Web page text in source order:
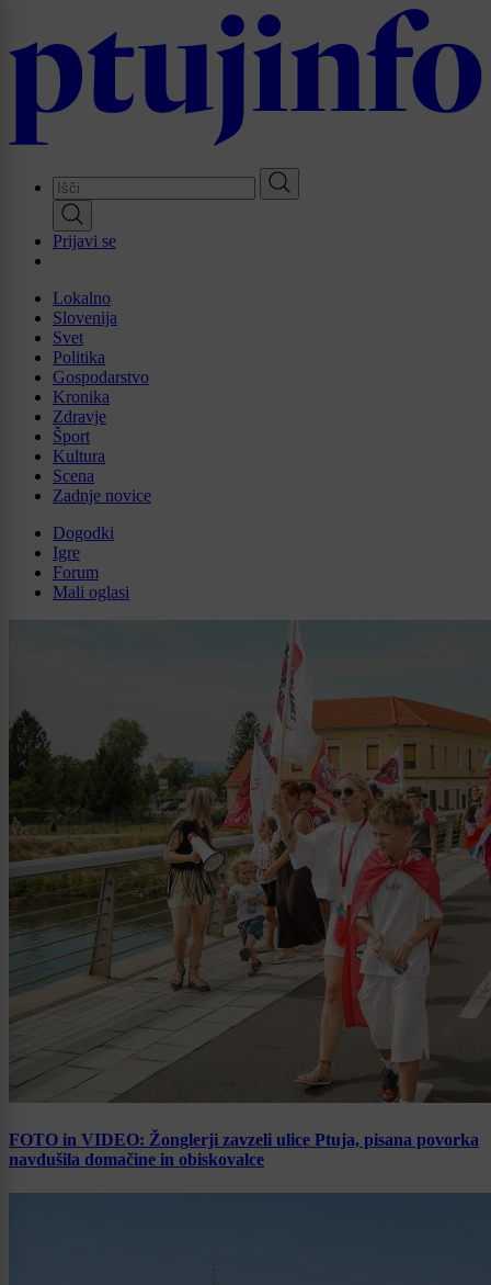
main
Prijavi se
Lokalno
Slovenija
Svet
Politika
Gospodarstvo
Kronika
Zdravje
Šport
Kultura
Scena
Zadnje novice
Dogodki
Igre
Forum
Mali oglasi
FOTO in VIDEO: Žonglerji zavzeli ulice Ptuja, pisana povorka
navdušila domačine in obiskovalce